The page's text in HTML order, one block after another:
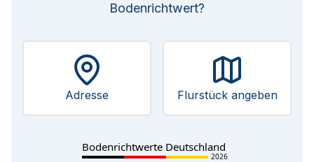
Bodenrichtwert?
Adresse Flurstück angeben
Bodenrichtwerte Deutschland
2026